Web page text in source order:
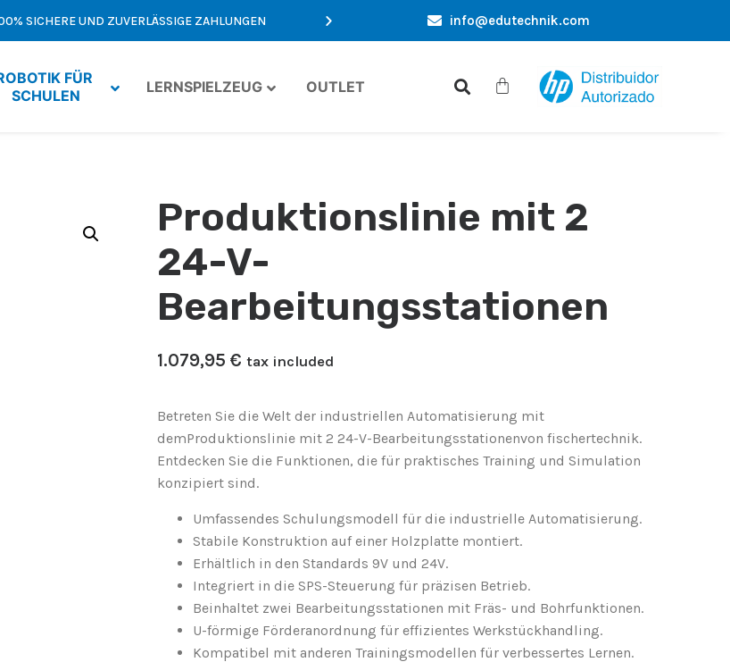
SICHERE UND ZUVERLÄSSIGE ZAHLUNGEN EXKLUSIVE ANGEBOTE NUR FÜR SIE
info@edutechnik.com
FÜR
SCHULEN
LERNSPIELZEUG OUTLET
Produktionslinie mit 2
24-V-
Bearbeitungsstationen
1.079,95 € tax included
Betreten Sie die Welt der industriellen Automatisierung mit
demProduktionslinie mit 2 24-V-Bearbeitungsstationenvon fischertechnik.
Entdecken Sie die Funktionen, die für praktisches Training und Simulation
konzipiert sind.
Umfassendes Schulungsmodell für die industrielle Automatisierung.
Stabile Konstruktion auf einer Holzplatte montiert.
Erhältlich in den Standards 9V und 24V.
Integriert in die SPS-Steuerung für präzisen Betrieb.
Beinhaltet zwei Bearbeitungsstationen mit Fräs- und Bohrfunktionen.
U-förmige Förderanordnung für effizientes Werkstückhandling.
Kompatibel mit anderen Trainingsmodellen für verbessertes Lernen.